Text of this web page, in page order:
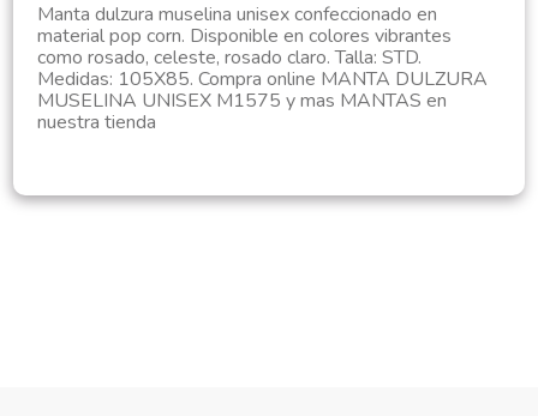
Manta dulzura muselina unisex confeccionado en
material pop corn. Disponible en colores vibrantes
como rosado, celeste, rosado claro. Talla: STD.
Medidas: 105X85. Compra online MANTA DULZURA
MUSELINA UNISEX M1575 y mas MANTAS en
nuestra tienda